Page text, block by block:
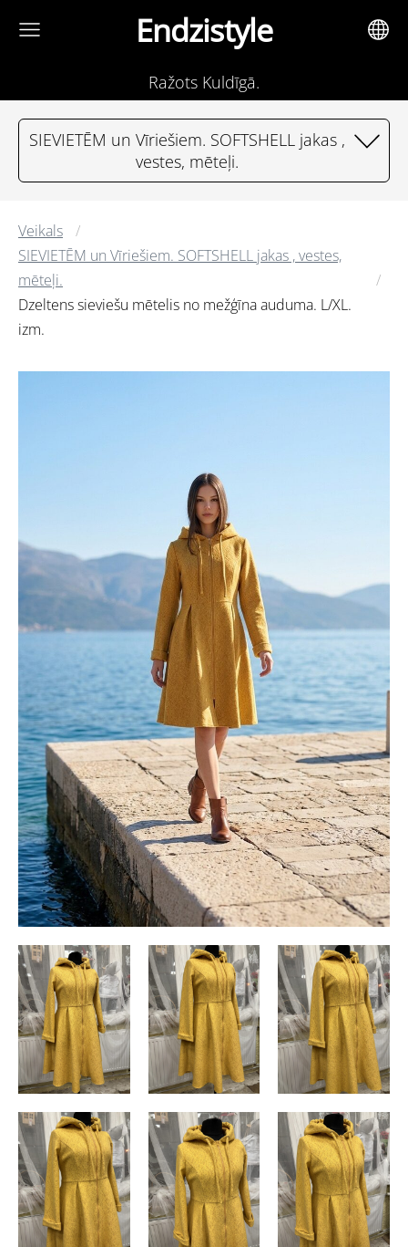
Endzistyle
Ražots Kuldīgā.
SIEVIETĒM un Vīriešiem. SOFTSHELL jakas ,
vestes, mēteļi.
Veikals
SIEVIETĒM un Vīriešiem. SOFTSHELL jakas , vestes,
mēteļi.
Dzeltens sieviešu mētelis no mežģīna auduma. L/XL.
izm.